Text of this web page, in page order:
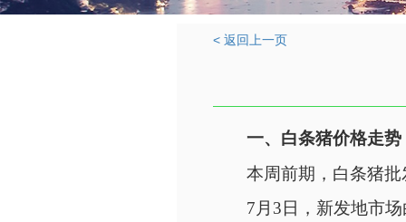
< 返回上一页
一、白条猪价格走势
本周前期，白条猪
7月 3 日，新发地市